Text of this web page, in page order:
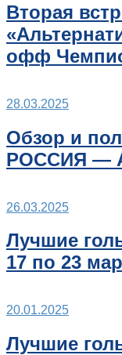
Вторая
офф
28.03.2025
Обзор и
РОССИЯ —
26.03.2025
Лучшие
17 по 23
20.01.2025
Лучшие